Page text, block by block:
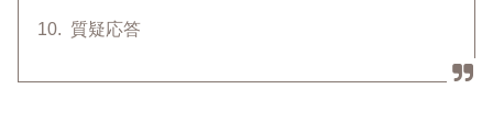
10. 質疑応答